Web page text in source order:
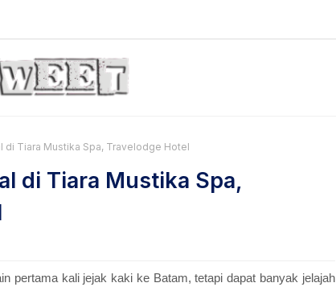
di Tiara Mustika Spa, Travelodge Hotel
di Tiara Mustika Spa,
pertama kali jejak kaki ke Batam, tetapi dapat banyak jelajah